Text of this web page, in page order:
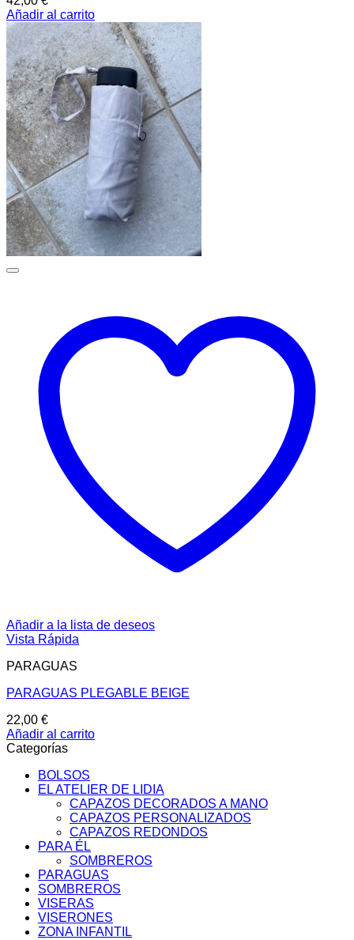
Añadir al carrito
Añadir a la lista de deseos
Vista Rápida
PARAGUAS
PARAGUAS PLEGABLE BEIGE
22,00 €
Añadir al carrito
Categorías
BOLSOS
EL ATELIER DE LIDIA
CAPAZOS DECORADOS A MANO
CAPAZOS PERSONALIZADOS
CAPAZOS REDONDOS
PARA ÉL
SOMBREROS
PARAGUAS
SOMBREROS
VISERAS
VISERONES
ZONA INFANTIL